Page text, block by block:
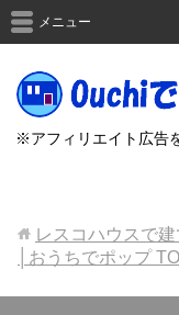
※アフィリエイト広告
メニュー
レスコハウスで
│おうちでポップ